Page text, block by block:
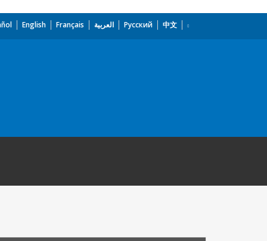
English Français العربية Русский 中文